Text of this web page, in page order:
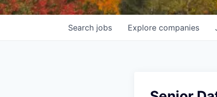
Search jobs Explore companies